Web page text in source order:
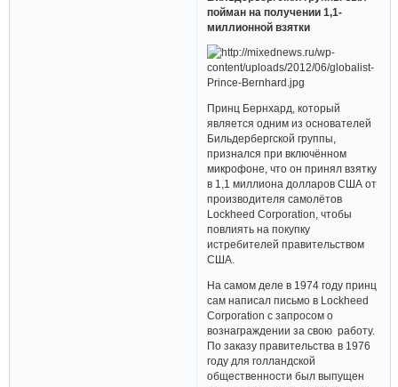
пойман на получении 1,1-
миллионной взятки
Принц Бернхард, который
является одним из основателей
Бильдербергской группы,
признался при включённом
микрофоне, что он принял взятку
в 1,1 миллиона долларов США от
производителя самолётов
Lockheed Corporation, чтобы
повлиять на покупку
истребителей правительством
США.
На самом деле в 1974 году принц
сам написал письмо в Lockheed
Corporation с запросом о
вознаграждении за свою работу.
По заказу правительства в 1976
году для голландской
общественности был выпущен